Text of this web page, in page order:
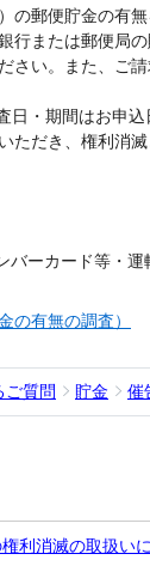
の郵便貯金の有
行または郵便局
さい。また、ご
日・期間はお申
ただき、権利消
ーカード等・運
の有無の調査）
ご質問 貯金 催
利消滅の取扱い